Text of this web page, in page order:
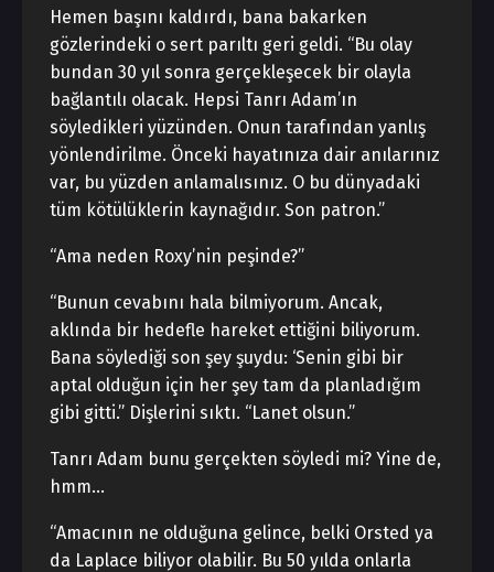
Hemen başını kaldırdı, bana bakarken
gözlerindeki o sert parıltı geri geldi. “Bu olay
bundan 30 yıl sonra gerçekleşecek bir olayla
bağlantılı olacak. Hepsi Tanrı Adam’ın
söyledikleri yüzünden. Onun tarafından yanlış
yönlendirilme. Önceki hayatınıza dair anılarınız
var, bu yüzden anlamalısınız. O bu dünyadaki
tüm kötülüklerin kaynağıdır. Son patron.”
“Ama neden Roxy’nin peşinde?”
“Bunun cevabını hala bilmiyorum. Ancak,
aklında bir hedefle hareket ettiğini biliyorum.
Bana söylediği son şey şuydu: ‘Senin gibi bir
aptal olduğun için her şey tam da planladığım
gibi gitti.” Dişlerini sıktı. “Lanet olsun.”
Tanrı Adam bunu gerçekten söyledi mi? Yine de,
hmm…
“Amacının ne olduğuna gelince, belki Orsted ya
da Laplace biliyor olabilir. Bu 50 yılda onlarla